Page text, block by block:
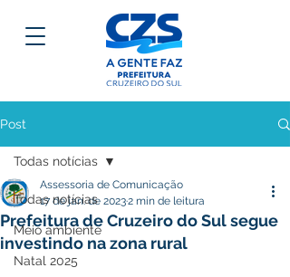
Post
Todas notícias
Meio ambiente
Natal 2025
Todas notícias
Prefeitura de Cruzeiro do Sul segue
investindo na zona rural
Assessoria de Comunicação
17 de jan. de 20232 min de leitura